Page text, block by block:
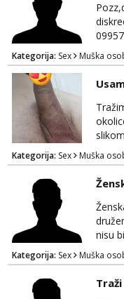
Kategorija: Sex Muška
Muski
Kategorija: Sex Muška
nisu
sms
Kategorija: Sex Muška